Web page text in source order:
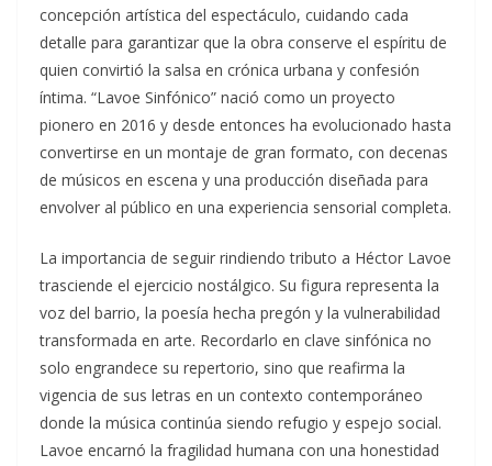
concepción artística del espectáculo, cuidando cada
detalle para garantizar que la obra conserve el espíritu de
quien convirtió la salsa en crónica urbana y confesión
íntima. “Lavoe Sinfónico” nació como un proyecto
pionero en 2016 y desde entonces ha evolucionado hasta
convertirse en un montaje de gran formato, con decenas
de músicos en escena y una producción diseñada para
envolver al público en una experiencia sensorial completa.
La importancia de seguir rindiendo tributo a Héctor Lavoe
trasciende el ejercicio nostálgico. Su figura representa la
voz del barrio, la poesía hecha pregón y la vulnerabilidad
transformada en arte. Recordarlo en clave sinfónica no
solo engrandece su repertorio, sino que reafirma la
vigencia de sus letras en un contexto contemporáneo
donde la música continúa siendo refugio y espejo social.
Lavoe encarnó la fragilidad humana con una honestidad